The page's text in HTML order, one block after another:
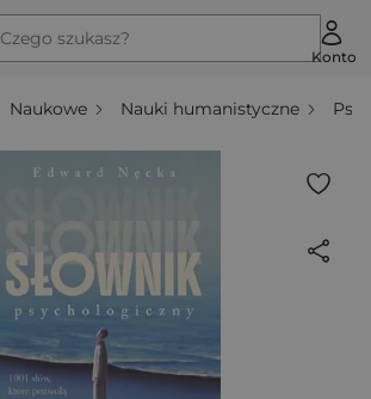
Czego szukasz?
Konto
Naukowe Nauki humanistyczne